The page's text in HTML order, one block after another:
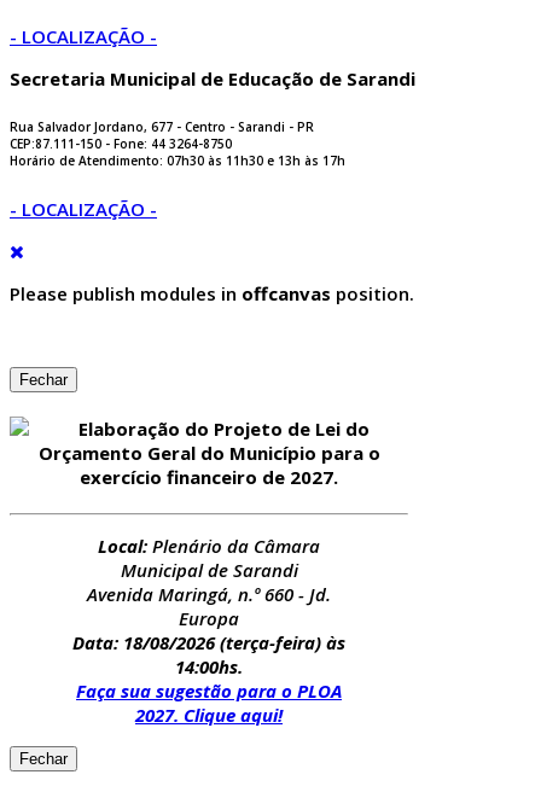
- LOCALIZAÇÃO -
Secretaria Municipal de Educação de Sarandi
Rua Salvador Jordano, 677 - Centro - Sarandi - PR
CEP:87.111-150 - Fone: 44 3264-8750
Horário de Atendimento: 07h30 às 11h30 e 13h às 17h
- LOCALIZAÇÃO -
Please publish modules in offcanvas position.
Fechar
Elaboração do Projeto de Lei do
Orçamento Geral do Município para o
exercício financeiro de 2027.
Local: Plenário da Câmara
Municipal de Sarandi
Avenida Maringá, n.º 660 - Jd.
Europa
Data: 18/08/2026 (terça-feira) às
14:00hs.
Faça sua sugestão para o PLOA
2027. Clique aqui!
Fechar